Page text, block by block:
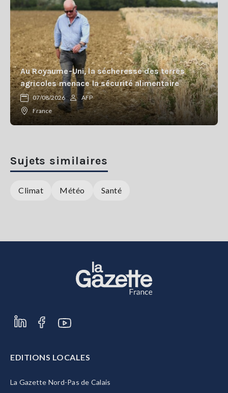
Au Royaume-Uni, la sécheresse des terres
agricoles menace la sécurité alimentaire
07/08/2026
AFP
France
Sujets similaires
Climat Météo Santé
EDITIONS LOCALES
La Gazette Nord-Pas de Calais